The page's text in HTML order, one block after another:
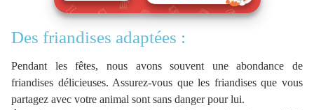
Des friandises adaptées :
Pendant les fêtes, nous avons souvent une abondance de
friandises délicieuses. Assurez-vous que les friandises que vous
partagez avec votre animal sont sans danger pour lui.